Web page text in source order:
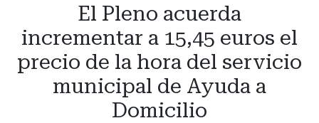
El Pleno acuerda
incrementar a 15,45 euros el
precio de la hora del servicio
municipal de Ayuda a
Domicilio